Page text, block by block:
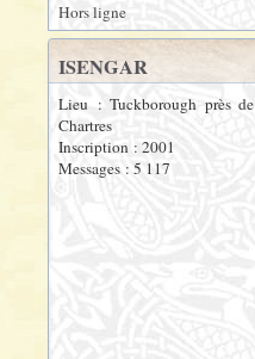
Hors ligne
ISENGAR
Lieu : Tuckborough près de
Chartres
Inscription : 2001
Messages : 5 117